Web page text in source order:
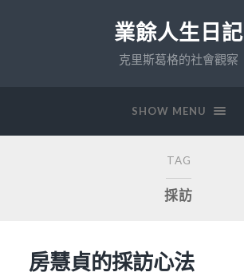
業餘人生日記
克里斯葛格的社會觀察
SHOW MENU
TAG
採訪
房慧貞的採訪心法